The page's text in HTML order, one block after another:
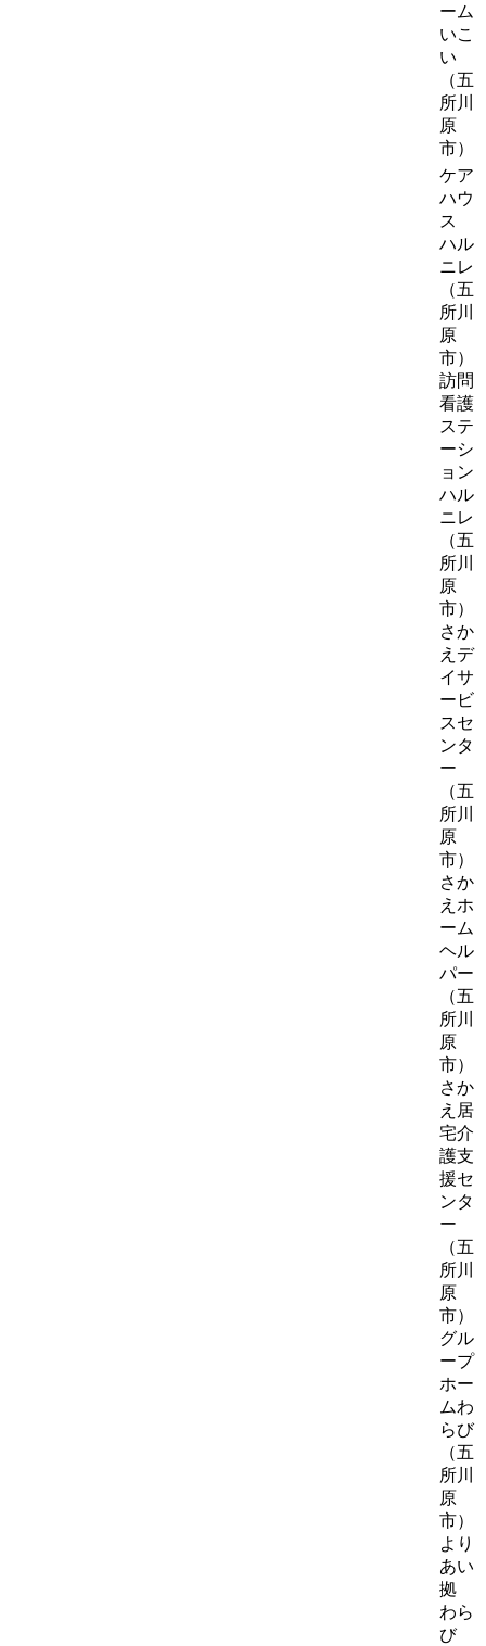
ーム
いこ
い
（五
所川
原
市）
ケア
ハウ
ス
ハル
ニレ
（五
所川
原
市）
訪問
看護
ステ
ーシ
ョン
ハル
ニレ
（五
所川
原
市）
さか
えデ
イサ
ービ
スセ
ンタ
ー
（五
所川
原
市）
さか
えホ
ーム
ヘル
パー
（五
所川
原
市）
さか
え居
宅介
護支
援セ
ンタ
ー
（五
所川
原
市）
グル
ープ
ホー
ムわ
らび
（五
所川
原
市）
より
あい
拠
わら
び